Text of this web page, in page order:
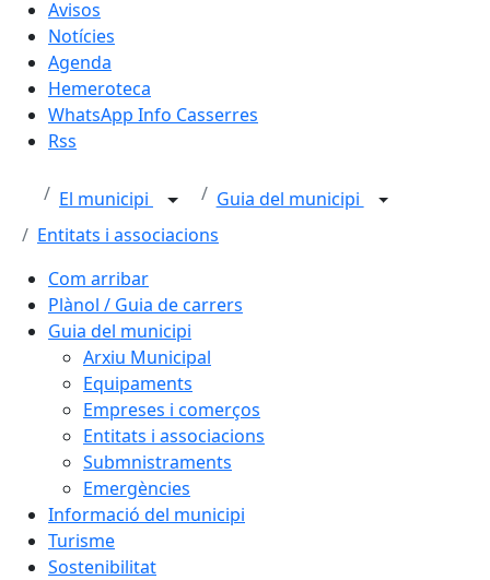
Avisos
Notícies
Agenda
Hemeroteca
WhatsApp Info Casserres
Rss
El municipi
Guia del municipi
Entitats i associacions
Com arribar
Plànol / Guia de carrers
Guia del municipi
Arxiu Municipal
Equipaments
Empreses i comerços
Entitats i associacions
Submnistraments
Emergències
Informació del municipi
Turisme
Sostenibilitat